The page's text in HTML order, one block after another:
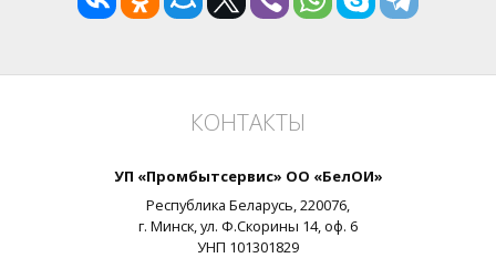
КОНТАКТЫ
УП «Промбытсервис» ОО «БелОИ»
Республика Беларусь,220076,
г. Минск, ул. Ф.Скорины 14, оф. 6
УНП 101301829